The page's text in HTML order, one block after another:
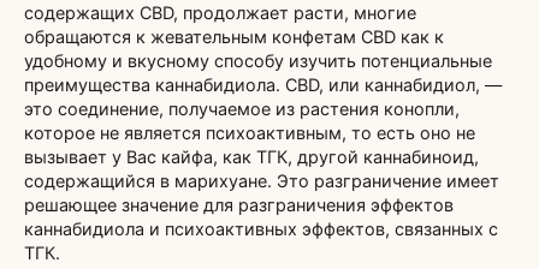
содержащих CBD, продолжает расти, многие
обращаются к жевательным конфетам CBD как к
удобному и вкусному способу изучить потенциальные
преимущества каннабидиола. CBD, или каннабидиол, —
это соединение, получаемое из растения конопли,
которое не является психоактивным, то есть оно не
вызывает у Вас кайфа, как ТГК, другой каннабиноид,
содержащийся в марихуане. Это разграничение имеет
решающее значение для разграничения эффектов
каннабидиола и психоактивных эффектов, связанных с
ТГК.